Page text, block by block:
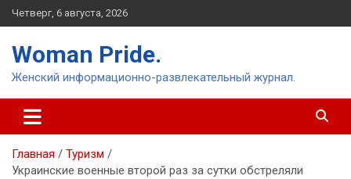
Перейти
к
Четверг, 6 августа, 2026
Woman Pride.
Женский информационно-развлекательный журнал.
Главная
Туризм
Украинские военные второй раз за сутки обстреляли